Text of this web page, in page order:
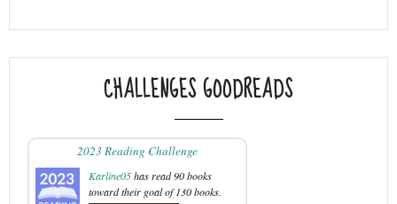
CHALLENGES GOODREADS
2023 Reading Challenge
Karline05has read 90 books
toward their goal of 130 books.